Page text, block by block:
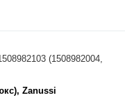
(1508982004,
Zanussi